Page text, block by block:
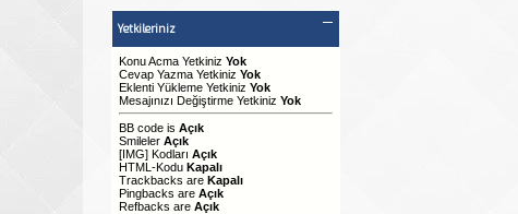
Yetkileriniz
Konu Acma Yetkiniz Yok
Cevap Yazma Yetkiniz Yok
Eklenti Yükleme Yetkiniz Yok
Mesajınızı Değiştirme Yetkiniz Yok
BB codeis Açık
Smileler Açık
[IMG]Kodları Açık
HTML-Kodu Kapalı
Trackbacks are Kapalı
Pingbacks are Açık
Refbacks are Açık